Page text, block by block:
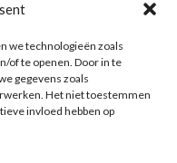
we technologieën zoals
of te openen. Door in te
gegevens zoals
Het niet toestemmen
invloed hebben op